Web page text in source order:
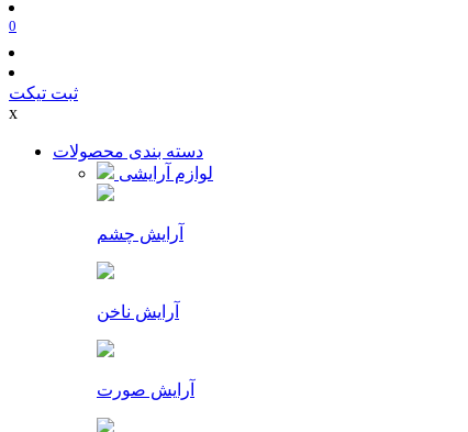
0
ثبت تیکت
x
دسته بندی محصولات
لوازم آرایشی
آرایش چشم
آرایش ناخن
آرایش صورت